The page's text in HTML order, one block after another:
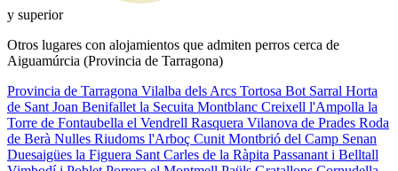
y superior
Otros lugares con alojamientos que admiten perros cerca de
Aiguamúrcia (Provincia de Tarragona)
Provincia de Tarragona Vilalba dels Arcs Tortosa Bot Sarral Horta
de Sant Joan Benifallet la Secuita Montblanc Creixell l'Ampolla la
Torre de Fontaubella el Vendrell Rasquera Vilanova de Prades Roda
de Berà Nulles Riudoms l'Arboç Cunit Montbrió del Camp Senan
Duesaigües la Figuera Sant Carles de la Ràpita Passanant i Belltall